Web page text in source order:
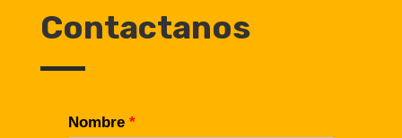
Contactanos
Nombre *